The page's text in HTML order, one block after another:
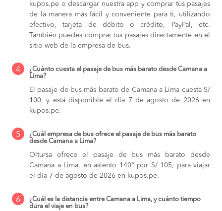
kupos.pe o descargar nuestra app y comprar tus pasajes
de la manera más fácil y conveniente para ti, utilizando
efectivo, tarjeta de débito o crédito, PayPal, etc.
También puedes comprar tus pasajes directamente en el
sitio web de la empresa de bus.
4
¿Cuánto cuesta el pasaje de bus más barato desde Camana a
Lima?
El pasaje de bus más barato de Camana a Lima cuesta S/
100, y está disponible el día 7 de agosto de 2026 en
kupos.pe.
5
¿Cuál empresa de bus ofrece el pasaje de bus más barato
desde Camana a Lima?
Oltursa ofrece el pasaje de bus más barato desde
Camana a Lima, en asiento 140° por S/ 105, para viajar
el día 7 de agosto de 2026 en kupos.pe.
6
¿Cuál es la distancia entre Camana a Lima, y cuánto tiempo
dura el viaje en bus?